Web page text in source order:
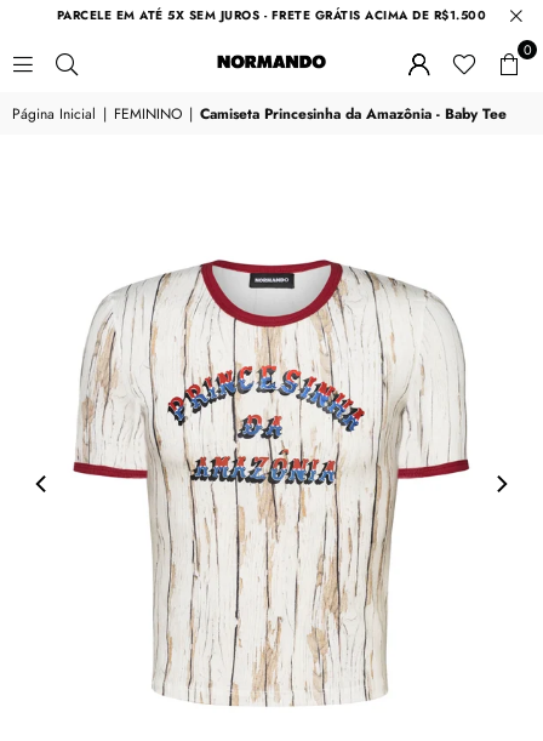
PARCELE EM ATÉ 5X SEM JUROS - FRETE GRÁTIS ACIMA DE R$1.500
NORMANDO
0
Página Inicial | FEMININO | Camiseta Princesinha da Amazônia - Baby Tee